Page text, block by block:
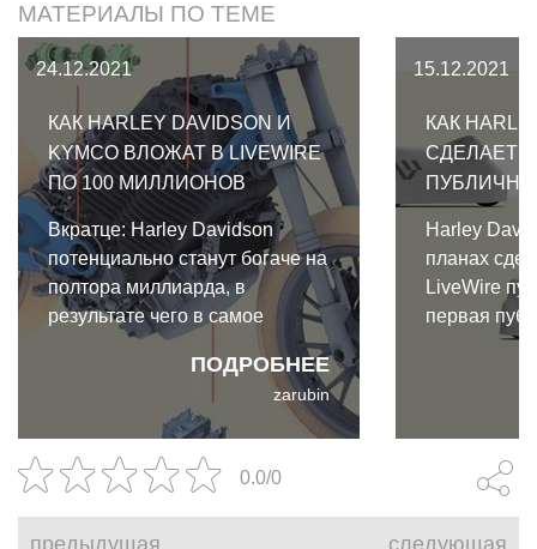
МАТЕРИАЛЫ ПО ТЕМЕ
24.12.2021
КАК HARLEY DAVIDSON И
KYMCO ВЛОЖАТ В LIVEWIRE
ПО 100 МИЛЛИОНОВ
ПОДРОБНЕЕ
Вкратце: Harley Davidson
потенциально станут богаче на
полтора миллиарда, в
результате чего в самое
ближайшее время должны
появиться новые
электроциклы LiveWire, чтобы
оправдать столь огромные
вложения.
zarubin
15.12.2021
КАК
СДЕЛАЕТ
Harley
планах
LiveWire
первая
миллионов
0.0/0